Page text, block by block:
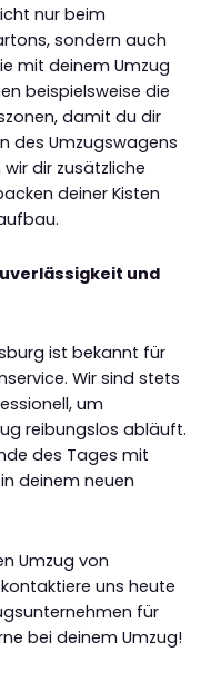
nur beim
sondern auch
mit deinem Umzug
beispielsweise die
damit du dir
des Umzugswagens
dir zusätzliche
deiner Kisten
und
ist bekannt für
Wir sind stets
um
reibungslos abläuft.
des Tages mit
deinem neuen
Umzug von
uns heute
für
bei deinem Umzug!